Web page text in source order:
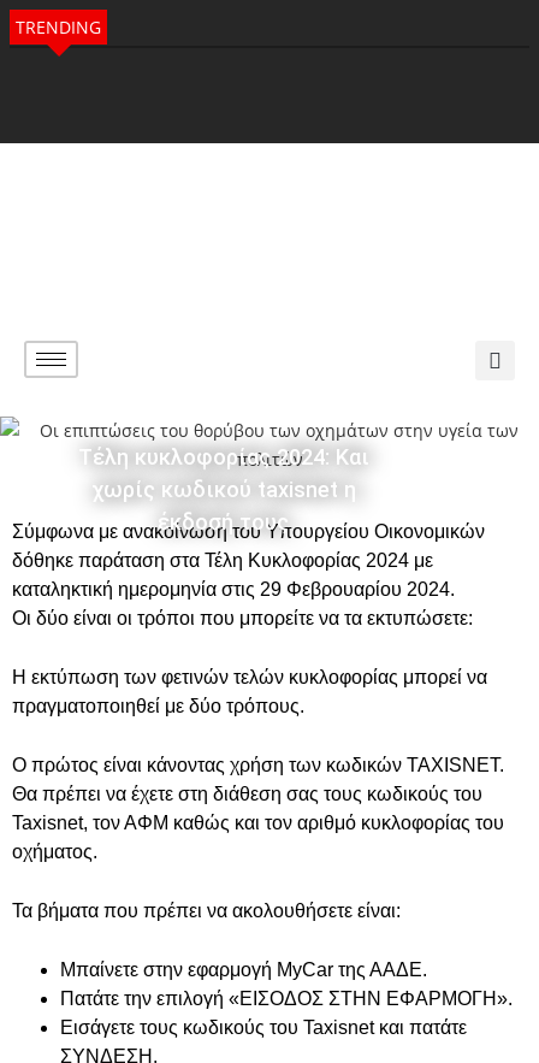
TRENDING
Τέλη κυκλοφορίας 2024: Και
χωρίς κωδικού taxisnet η
έκδοσή τους
Σύμφωνα με ανακοίνωση του Υπουργείου Οικονομικών
δόθηκε παράταση στα Τέλη Κυκλοφορίας 2024 με
καταληκτική ημερομηνία στις 29 Φεβρουαρίου 2024.
Οι δύο είναι οι τρόποι που μπορείτε να τα εκτυπώσετε:
Η εκτύπωση των φετινών τελών κυκλοφορίας μπορεί να
πραγματοποιηθεί με δύο τρόπους.
Ο πρώτος είναι κάνοντας χρήση των κωδικών TAXISNET.
Θα πρέπει να έχετε στη διάθεση σας τους κωδικούς του
Taxisnet, τον ΑΦΜ καθώς και τον αριθμό κυκλοφορίας του
οχήματος.
Τα βήματα που πρέπει να ακολουθήσετε είναι:
Μπαίνετε στην εφαρμογή MyCar της ΑΑΔΕ.
Πατάτε την επιλογή «ΕΙΣΟΔΟΣ ΣΤΗΝ ΕΦΑΡΜΟΓΗ».
Εισάγετε τους κωδικούς του Taxisnet και πατάτε
ΣΥΝΔΕΣΗ.